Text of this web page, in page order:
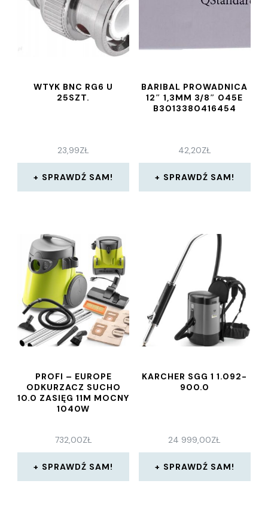
WTYK BNC RG6 U
25SZT.
23,99ZŁ
SPRAWDŹ SAM!
BARIBAL PROWADNICA
12″ 1,3MM 3/8″ 045E
B3013380416454
42,20ZŁ
SPRAWDŹ SAM!
PROFI – EUROPE
ODKURZACZ SUCHO
10.0 ZASIĘG 11M MOCNY
1040W
732,00ZŁ
SPRAWDŹ SAM!
KARCHER SGG 1 1.092-
900.0
24 999,00ZŁ
SPRAWDŹ SAM!